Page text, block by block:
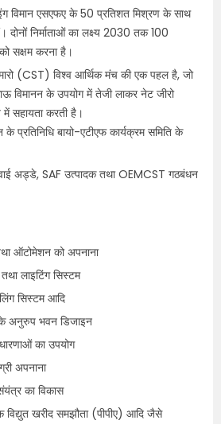
विमान एसएफए के 50 प्रतिशत मिश्रण के साथ
दोनों निर्माताओं का लक्ष्य 2030 तक 100
सक्षम करना है।
(CST) विश्व आर्थिक मंच की एक पहल है, जो
विमानन के उपयोग में तेजी लाकर नेट जीरो
सहायता करती है।
प्रतिनिधि बायो-एटीएफ कार्यक्रम समिति के
अड्डे, SAF उत्पादक तथा OEMCST गठबंधन
ऑटोमेशन को अपनाना
लाइटिंग सिस्टम
सिस्टम आदि
के अनुरुप भवन डिजाइन
का उपयोग
अपनाना
का विकास
विद्युत खरीद समझौता (पीपीए) आदि जैसे